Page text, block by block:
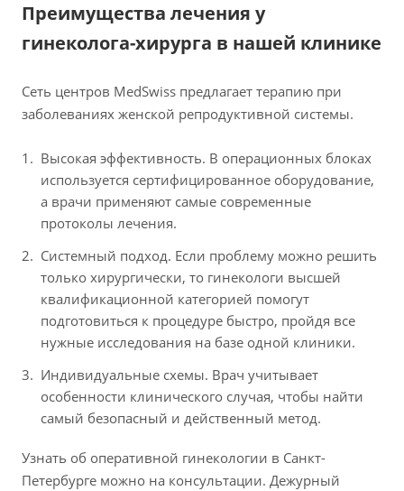
Преимущества лечения у
гинеколога-хирурга в нашей клинике
Сеть центров MedSwiss предлагает терапию при
заболеваниях женской репродуктивной системы.
Высокая эффективность. В операционных блоках
используется сертифицированное оборудование,
а врачи применяют самые современные
протоколы лечения.
Системный подход. Если проблему можно решить
только хирургически, то гинекологи высшей
квалификационной категорией помогут
подготовиться к процедуре быстро, пройдя все
нужные исследования на базе одной клиники.
Индивидуальные схемы. Врач учитывает
особенности клинического случая, чтобы найти
самый безопасный и действенный метод.
Узнать об оперативной гинекологии в Санкт-
Петербурге можно на консультации. Дежурный